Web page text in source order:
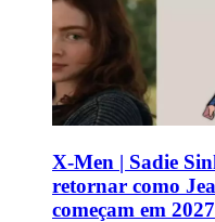
X-Men | Sadie
retornar como
começam em 2027